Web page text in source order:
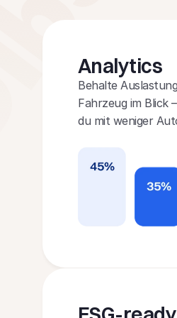
Analyt﻿ics
Behalte
Fahrzeug im Blick
du mit weniger